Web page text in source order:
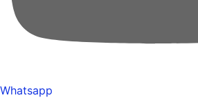
Whatsapp